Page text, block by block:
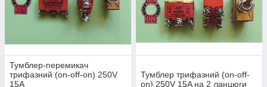
Тумблер-перемикач
трифазний (on-off-on) 250V
15A
Тумблер трифазний (on-off-
on) 250V 15A на 2 ланцюги